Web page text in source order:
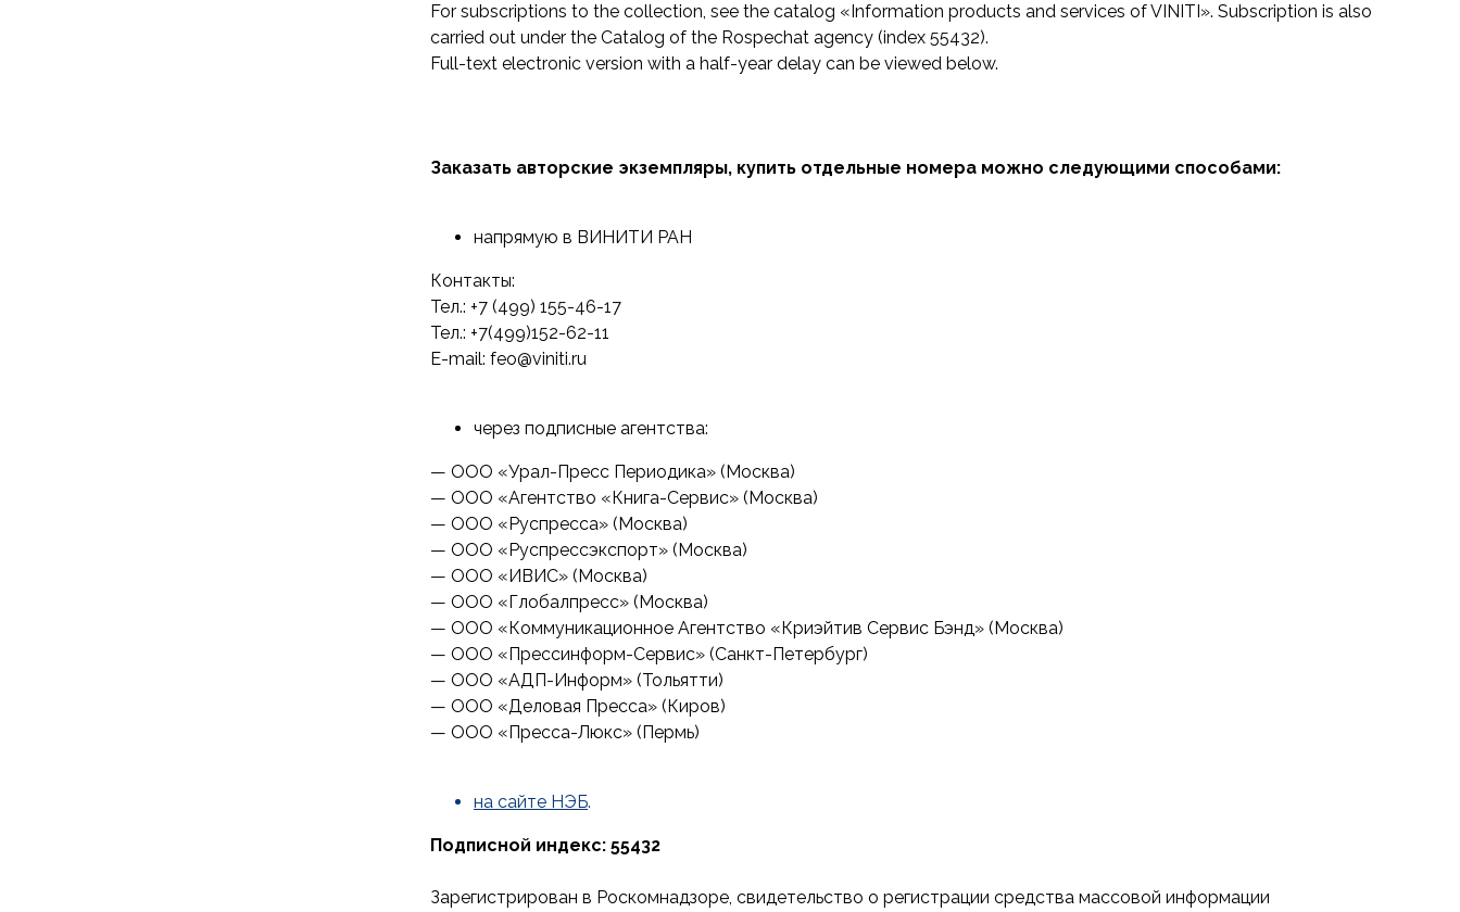
For subscriptions to the collection, see the catalog «Information products and services of VINITI». Subscription is also
carried out under the Catalog of the Rospechat agency (index 55432).
Full-text electronic version with a half-year delay can be viewed below.
Заказать авторские экземпляры, купить отдельные номера можно следующими способами:
напрямую в ВИНИТИ РАН
Контакты:
Тел.: +7 (499) 155-46-17
Тел.: +7(499)152-62-11
E-mail: feo@viniti.ru
через подписные агентства:
— ООО «Урал-Пресс Периодика» (Москва)
— ООО «Агентство «Книга-Сервис» (Москва)
— ООО «Руспресса» (Москва)
— ООО «Руспрессэкспорт» (Москва)
— ООО «ИВИС» (Москва)
— ООО «Глобалпресс» (Москва)
— ООО «Коммуникационное Агентство «Криэйтив Сервис Бэнд» (Москва)
— ООО «Прессинформ-Сервис» (Санкт-Петербург)
— ООО «АДП-Информ» (Тольятти)
— ООО «Деловая Пресса» (Киров)
— ООО «Пресса-Люкс» (Пермь)
на сайте НЭБ.
Подписной индекс: 55432
Зарегистрирован в Роскомнадзоре, cвидетельство о регистрации средства массовой информации